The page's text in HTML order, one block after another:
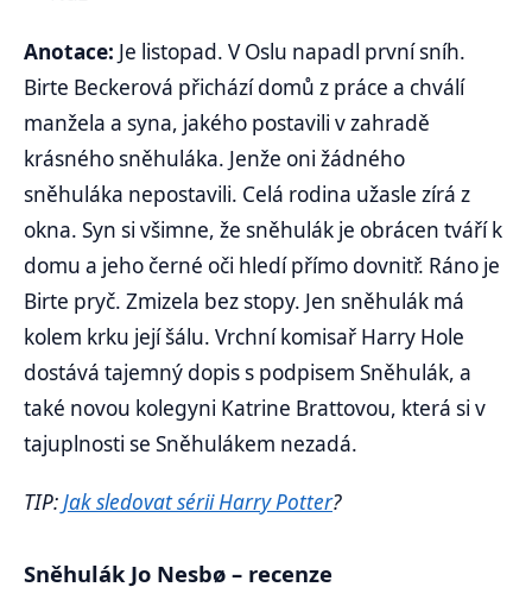
Anotace: Je listopad. V Oslu napadl první sníh.
Birte Beckerová přichází domů z práce a chválí
manžela a syna, jakého postavili v zahradě
krásného sněhuláka. Jenže oni žádného
sněhuláka nepostavili. Celá rodina užasle zírá z
okna. Syn si všimne, že sněhulák je obrácen tváří k
domu a jeho černé oči hledí přímo dovnitř. Ráno je
Birte pryč. Zmizela bez stopy. Jen sněhulák má
kolem krku její šálu. Vrchní komisař Harry Hole
dostává tajemný dopis s podpisem Sněhulák, a
také novou kolegyni Katrine Brattovou, která si v
tajuplnosti se Sněhulákem nezadá.
TIP:Jak sledovat sérii Harry Potter?
Sněhulák Jo Nesbø – recenze